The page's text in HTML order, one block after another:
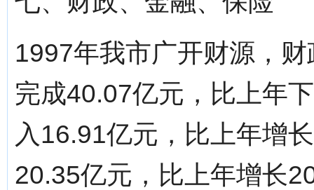
1997年我市广开财源，
完成40.07亿元，比上年
入16.91亿元，比上年增
20.35亿元，比上年增长